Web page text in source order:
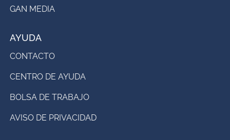
GAN MEDIA
AYUDA
CONTACTO
CENTRO DE AYUDA
BOLSA DE TRABAJO
AVISO DE PRIVACIDAD